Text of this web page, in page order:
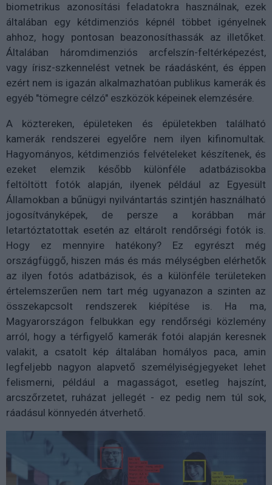
biometrikus azonosítási feladatokra használnak, ezek
általában egy kétdimenziós képnél többet igényelnek
ahhoz, hogy pontosan beazonosíthassák az illetőket.
Általában háromdimenziós arcfelszín-feltérképezést,
vagy írisz-szkennelést vetnek be ráadásként, és éppen
ezért nem is igazán alkalmazhatóan publikus kamerák és
egyéb "tömegre célzó" eszközök képeinek elemzésére.
A köztereken, épületeken és épületekben található
kamerák rendszerei egyelőre nem ilyen kifinomultak.
Hagyományos, kétdimenziós felvételeket készítenek, és
ezeket elemzik később különféle adatbázisokba
feltöltött fotók alapján, ilyenek például az Egyesült
Államokban a bűnügyi nyilvántartás szintjén használható
jogosítványképek, de persze a korábban már
letartóztatottak esetén az eltárolt rendőrségi fotók is.
Hogy ez mennyire hatékony? Ez egyrészt még
országfüggő, hiszen más és más mélységben elérhetők
az ilyen fotós adatbázisok, és a különféle területeken
értelemszerűen nem tart még ugyanazon a szinten az
összekapcsolt rendszerek kiépítése is. Ha ma,
Magyarországon felbukkan egy rendőrségi közlemény
arról, hogy a térfigyelő kamerák fotói alapján keresnek
valakit, a csatolt kép általában homályos paca, amin
legfeljebb nagyon alapvető személyiségjegyeket lehet
felismerni, például a magasságot, esetleg hajszínt,
arcszőrzetet, ruházat jellegét - ez pedig nem túl sok,
ráadásul könnyedén átverhető.